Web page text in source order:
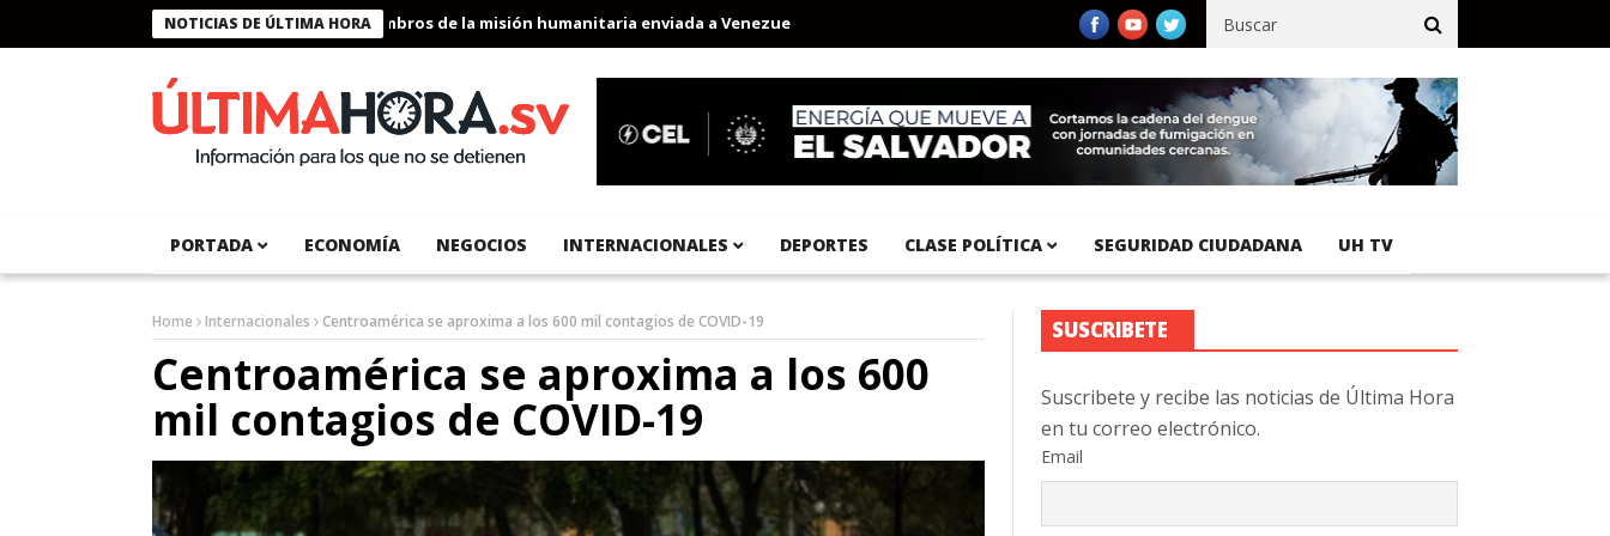
NOTICIAS DE ÚLTIMA HORA
Presidente Bukele condecora a miembros de la misión humanitaria enviada a Venezuela Aeropuerto Internacional del Pacífico registra 92 % de avance en obras de terracería
PORTADA ECONOMÍA NEGOCIOS INTERNACIONALES DEPORTES CLASE POLÍTICA SEGURIDAD CIUDADANA UH TV
Home Internacionales Centroamérica se aproxima a los 600 mil contagios de COVID-19
Centroamérica se aproxima a los 600
mil contagios de COVID-19
SUSCRIBETE
Suscribete y recibe las noticias de Última Hora
en tu correo electrónico.
Email